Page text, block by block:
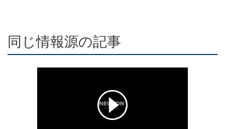
同じ情報源の記事